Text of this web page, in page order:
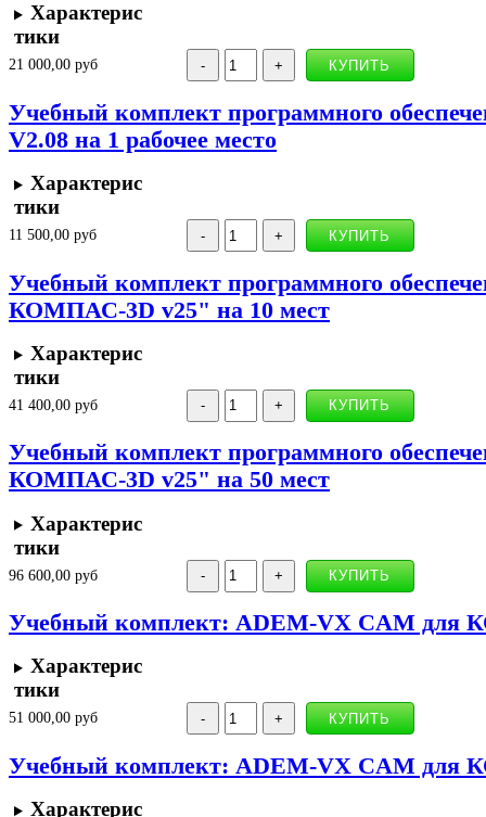
Характерис
тики
21 000,00 руб
Учебный комплект программного
V2.08 на 1 рабочее место
Характерис
тики
11 500,00 руб
Учебный комплект программного
КОМПАС-3D v25" на 10 мест
Характерис
тики
41 400,00 руб
Учебный комплект программного
КОМПАС-3D v25" на 50 мест
Характерис
тики
96 600,00 руб
Учебный комплект: ADEM-VX CAM для
Характерис
тики
51 000,00 руб
Учебный комплект: ADEM-VX CAM для
Характерис